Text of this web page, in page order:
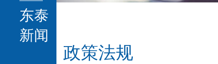
东泰
新闻
政策法规